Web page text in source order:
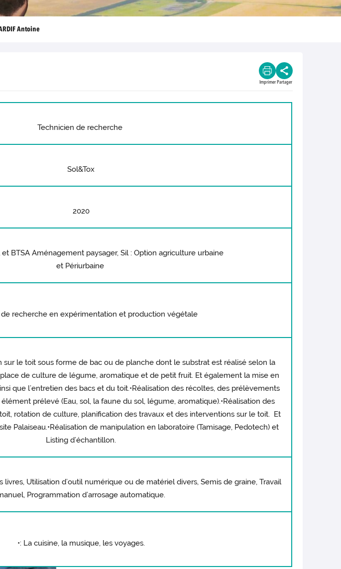
Antoine
Imprimer Partager
Technicien de recherche
Sol&Tox
2020
BTSA Aménagement paysager, Sil : Option agriculture urbaine
et Périurbaine
de recherche en expérimentation et production végétale
sur le toit sous forme de bac ou de planche dont le substrat est réalisé selon la
de culture de légume, aromatique et de petit fruit. Et également la mise en
que l’entretien des bacs et du toit.•Réalisation des récoltes, des prélèvements
prélevé (Eau, sol, la faune du sol, légume, aromatique).•Réalisation des
rotation de culture, planification des travaux et des interventions sur le toit. Et
Palaiseau.•Réalisation de manipulation en laboratoire (Tamisage, Pedotech) et
Listing d’échantillon.
Utilisation d’outil numérique ou de matériel divers, Semis de graine, Travail
Programmation d’arrosage automatique.
•: La cuisine, la musique, les voyages.